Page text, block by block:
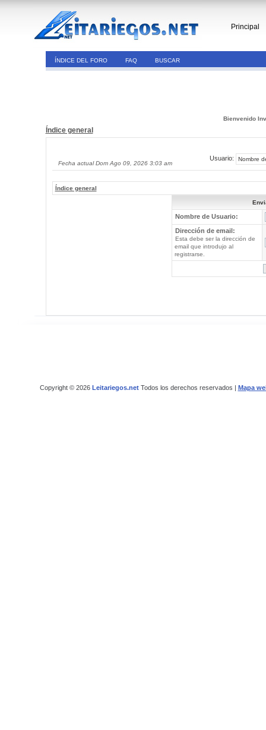
Principal
ÍNDICE DEL FORO FAQ BUSCAR
Bienvenido
Índice general
Fecha actual Dom Ago 09, 2026 3:03 am
Usuario:
Índice general
Nombre de Usuario:
Dirección de email:
Esta debe ser la dirección de
email que introdujo al
registrarse.
Copyright © 2026 Leitariegos.netTodos los derechos reservados | Mapa